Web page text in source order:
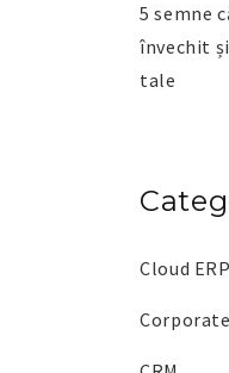
5 semne
învechit
tale
Cloud ERP
Corporate